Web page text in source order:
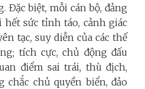
Đặc biệt, mỗi cán bộ, đảng
sức tỉnh táo, cảnh giác
tạc, suy diễn của các thế
tích cực, chủ động đấu
điểm sai trái, thù địch,
chắc chủ quyền biển, đảo